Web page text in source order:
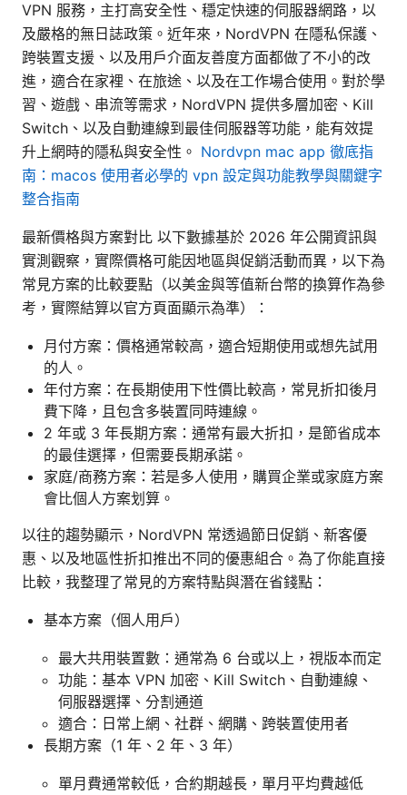
VPN 服務，主打高安全性、穩定快速的伺服器網路，以
及嚴格的無日誌政策。近年來，NordVPN 在隱私保護、
跨裝置支援、以及用戶介面友善度方面都做了不小的改
進，適合在家裡、在旅途、以及在工作場合使用。對於學
習、遊戲、串流等需求，NordVPN 提供多層加密、Kill
Switch、以及自動連線到最佳伺服器等功能，能有效提
升上網時的隱私與安全性。 Nordvpn mac app 徹底指
南：macos 使用者必學的 vpn 設定與功能教學與關鍵字
整合指南
最新價格與方案對比 以下數據基於 2026 年公開資訊與
實測觀察，實際價格可能因地區與促銷活動而異，以下為
常見方案的比較要點（以美金與等值新台幣的換算作為參
考，實際結算以官方頁面顯示為準）：
月付方案：價格通常較高，適合短期使用或想先試用
的人。
年付方案：在長期使用下性價比較高，常見折扣後月
費下降，且包含多裝置同時連線。
2 年或 3 年長期方案：通常有最大折扣，是節省成本
的最佳選擇，但需要長期承諾。
家庭/商務方案：若是多人使用，購買企業或家庭方案
會比個人方案划算。
以往的趨勢顯示，NordVPN 常透過節日促銷、新客優
惠、以及地區性折扣推出不同的優惠組合。為了你能直接
比較，我整理了常見的方案特點與潛在省錢點：
基本方案（個人用戶）
最大共用裝置數：通常為 6 台或以上，視版本而定
功能：基本 VPN 加密、Kill Switch、自動連線、
伺服器選擇、分割通道
適合：日常上網、社群、網購、跨裝置使用者
長期方案（1 年、2 年、3 年）
單月費通常較低，合約期越長，單月平均費越低